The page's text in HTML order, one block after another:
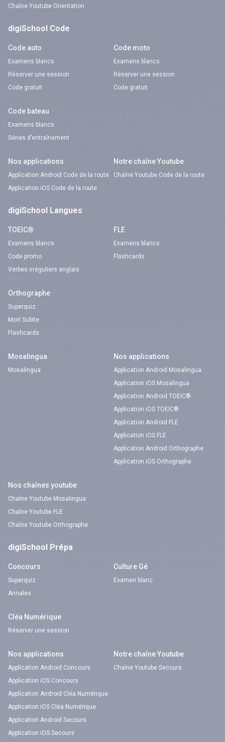
Chaîne Youtube Orientation
digiSchool Code
Code auto
Examens blancs
Réserver une session
Code gratuit
Code moto
Examens blancs
Réserver une session
Code gratuit
Code bateau
Examens blancs
Séries d’entraînement
Nos applications
Application Android Code de la route
Application iOS Code de la route
Notre chaîne Youtube
Chaîne Youtube Code de la route
digiSchool Langues
TOEIC®
Examens blancs
Code promo
Verbes irréguliers anglais
FLE
Examens blancs
Flashcards
Orthographe
Superquiz
Mort Subite
Flashcards
Mosalingua
Mosalingua
Nos applications
Application Android Mosalingua
Application iOS Mosalingua
Application Android TOEIC®
Application iOS TOEIC®
Application Android FLE
Application iOS FLE
Application Android Orthographe
Application iOS Orthographe
Nos chaînes youtube
Chaîne Youtube Mosalingua
Chaîne Youtube FLE
Chaîne Youtube Orthographe
digiSchool Prépa
Concours
Superquiz
Annales
Culture Gé
Examen blanc
Cléa Numérique
Réserver une session
Nos applications
Application Android Concours
Application iOS Concours
Application Android Cléa Numérique
Application iOS Cléa Numérique
Application Android Secours
Application iOS Secours
Notre chaîne Youtube
Chaîne Youtube Secours